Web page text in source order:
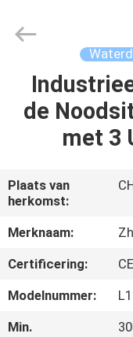
HUIS
PRODUCTEN
ONGEVEER
ONS
Co.,Ltd.
de
met 3
Plaats van
herkomst:
Merknaam:
Certificering:
Modelnummer:
Min.